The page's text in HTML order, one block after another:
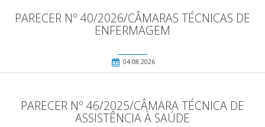
PARECER Nº 40/2026/CÂMARAS TÉCNICAS DE
ENFERMAGEM
04.08.2026
PARECER Nº 46/2025/CÂMARA TÉCNICA DE
ASSISTÊNCIA À SAÚDE